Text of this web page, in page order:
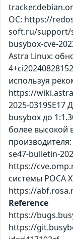
ОС: https://
soft.ru/support/
busybox-cve-
Astra Linux:
используя
https://
2025-0319SE17
busybox до
более высокой
se47-bulletin-
https://
системы РОСА
https://
Reference
https://
https://